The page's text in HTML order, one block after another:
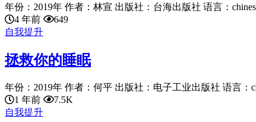
年份：2019年 作者：林宣 出版社：台海出版社 语言：
4 年前
649
自我提升
拯救你的睡眠
年份：2019年 作者：何平 出版社：电子工业出版社 语言：
1 年前
7.5K
自我提升